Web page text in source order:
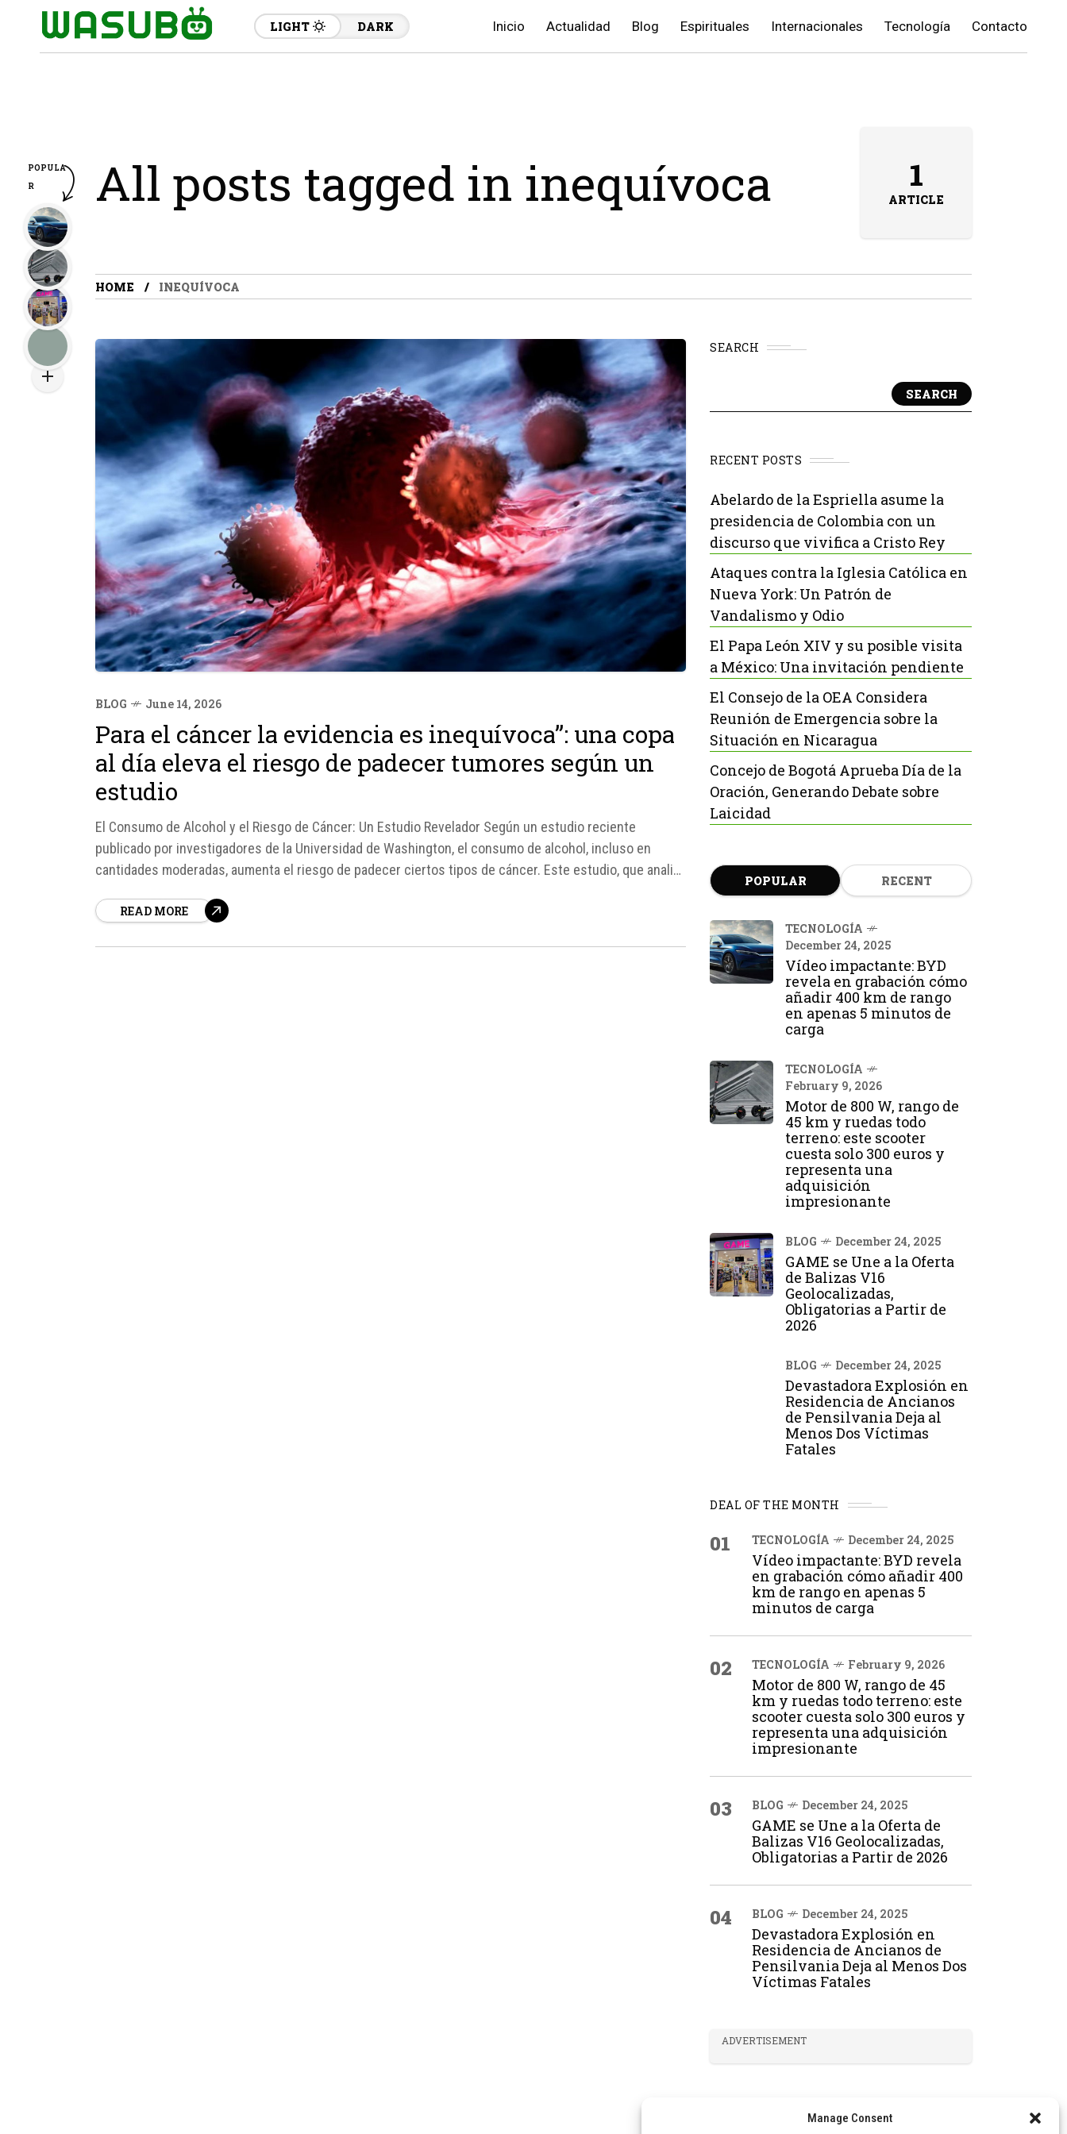
Manage Consent
LIGHT DARK Inicio Actualidad Blog Espirituales Internacionales Tecnología Contacto
All posts tagged in inequívoca 1
ARTICLE
HOME INEQUÍVOCA
BLOG June 14, 2026
Para el cáncer la evidencia es inequívoca”: una copa
al día eleva el riesgo de padecer tumores según un
estudio
El Consumo de Alcohol y el Riesgo de Cáncer: Un Estudio Revelador Según un estudio reciente
publicado por investigadores de la Universidad de Washington, el consumo de alcohol, incluso en
cantidades moderadas, aumenta el riesgo de padecer ciertos tipos de cáncer. Este estudio, que analiza
READ MORE
SEARCH
SEARCH
RECENT POSTS
Abelardo de la Espriella asume la
presidencia de Colombia con un
discurso que vivifica a Cristo Rey
Ataques contra la Iglesia Católica en
Nueva York: Un Patrón de
Vandalismo y Odio
El Papa León XIV y su posible visita
a México: Una invitación pendiente
El Consejo de la OEA Considera
Reunión de Emergencia sobre la
Situación en Nicaragua
Concejo de Bogotá Aprueba Día de la
Oración, Generando Debate sobre
Laicidad
POPULAR RECENT
TECNOLOGÍA
December 24, 2025
Vídeo impactante: BYD
revela en grabación cómo
añadir 400 km de rango
en apenas 5 minutos de
carga
TECNOLOGÍA
February 9, 2026
Motor de 800 W, rango de
45 km y ruedas todo
terreno: este scooter
cuesta solo 300 euros y
representa una
adquisición
impresionante
BLOG December 24, 2025
GAME se Une a la Oferta
de Balizas V16
Geolocalizadas,
Obligatorias a Partir de
2026
BLOG December 24, 2025
Devastadora Explosión en
Residencia de Ancianos
de Pensilvania Deja al
Menos Dos Víctimas
Fatales
DEAL OF THE MONTH
01 TECNOLOGÍA December 24, 2025
Vídeo impactante: BYD revela
en grabación cómo añadir 400
km de rango en apenas 5
minutos de carga
02 TECNOLOGÍA February 9, 2026
Motor de 800 W, rango de 45
km y ruedas todo terreno: este
scooter cuesta solo 300 euros y
representa una adquisición
impresionante
03 BLOG December 24, 2025
GAME se Une a la Oferta de
Balizas V16 Geolocalizadas,
Obligatorias a Partir de 2026
04 BLOG December 24, 2025
Devastadora Explosión en
Residencia de Ancianos de
Pensilvania Deja al Menos Dos
Víctimas Fatales
ADVERTISEMENT
POPULA
R